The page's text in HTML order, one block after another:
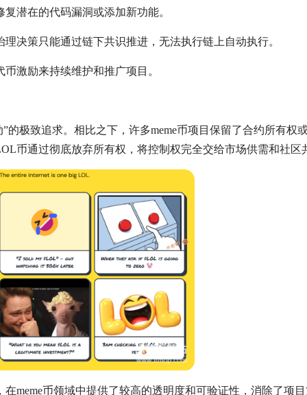
潜在的代码漏洞或添加新功能。
决策只能通过链下共识推进，无法执行链上自动执行。
激励来持续维护和推广项目。
的极致追求。相比之下，许多meme币项目保留了合约所有权
币通过彻底放弃所有权，将控制权完全交给市场供需和社区
meme币领域中提供了较高的透明度和可验证性，消除了项